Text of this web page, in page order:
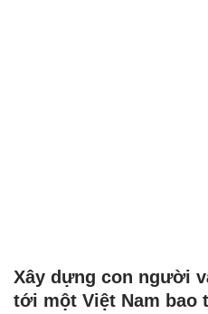
Xây dựng con người
tới một Việt Nam bao